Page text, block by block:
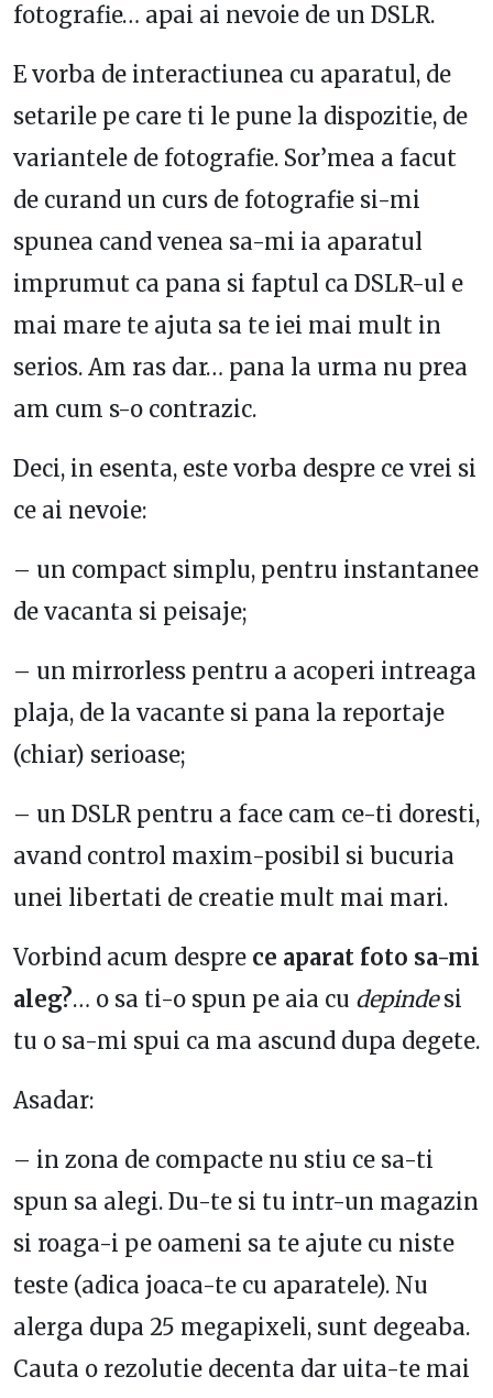
fotografie… apai ai nevoie de un DSLR.
E vorba de interactiunea cu aparatul, de
setarile pe care ti le pune la dispozitie, de
variantele de fotografie. Sor’mea a facut
de curand un curs de fotografie si-mi
spunea cand venea sa-mi ia aparatul
imprumut ca pana si faptul ca DSLR-ul e
mai mare te ajuta sa te iei mai mult in
serios. Am ras dar… pana la urma nu prea
am cum s-o contrazic.
Deci, in esenta, este vorba despre ce vrei si
ce ai nevoie:
– un compact simplu, pentru instantanee
de vacanta si peisaje;
– un mirrorless pentru a acoperi intreaga
plaja, de la vacante si pana la reportaje
(chiar) serioase;
– un DSLR pentru a face cam ce-ti doresti,
avand control maxim-posibil si bucuria
unei libertati de creatie mult mai mari.
Vorbind acum despre ce aparat foto sa-mi
aleg?… o sa ti-o spun pe aia cu depindesi
tu o sa-mi spui ca ma ascund dupa degete.
Asadar:
– in zona de compacte nu stiu ce sa-ti
spun sa alegi. Du-te si tu intr-un magazin
si roaga-i pe oameni sa te ajute cu niste
teste (adica joaca-te cu aparatele). Nu
alerga dupa 25 megapixeli, sunt degeaba.
Cauta o rezolutie decenta dar uita-te mai